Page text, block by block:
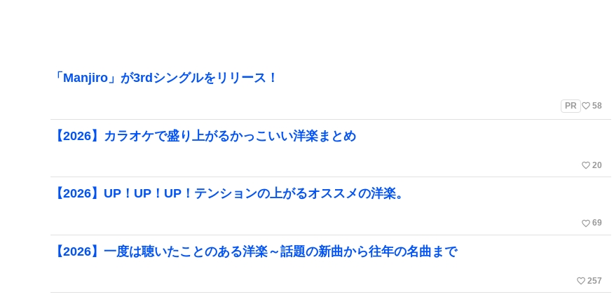
「Manjiro」が3rdシングルをリリース！
PR favorite_border 58
【2026】カラオケで盛り上がるかっこいい洋楽まとめ
favorite_border 20
【2026】UP！UP！UP！テンションの上がるオススメの洋楽。
favorite_border 69
【2026】一度は聴いたことのある洋楽～話題の新曲から往年の名曲まで
favorite_border 257